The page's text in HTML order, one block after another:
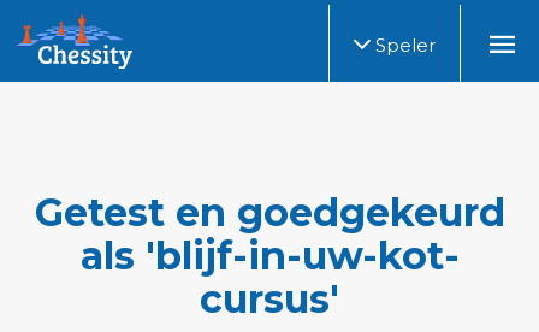
Speler
Getest en goedgekeurd
als 'blijf-in-uw-kot-
cursus'